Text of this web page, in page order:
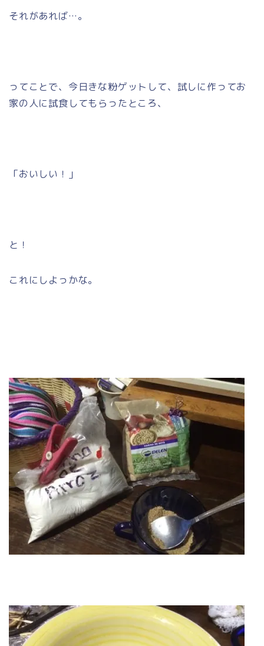
それがあれば…。
ってことで、今日きな粉ゲットして、試しに作ってお
家の人に試食してもらったところ、
「おいしい！」
と！
これにしよっかな。